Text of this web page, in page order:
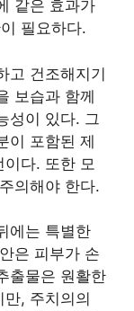
같은 효과가
필요하다.
고 건조해지기
보습과 함께
성이 있다. 그
이 포함된 제
다. 또한 모
의해야 한다.
에는 특별한
은 피부가 손
출물은 원활한
, 주치의의